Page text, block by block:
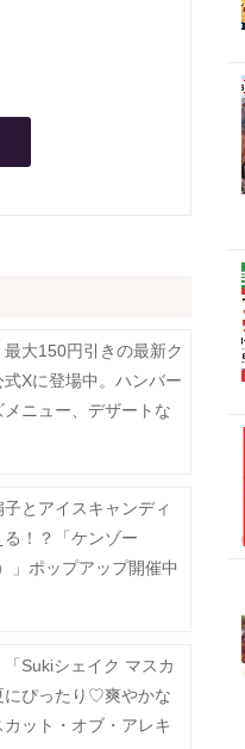
最大150円引きの最新ク
式Xに登場中。ハンバー
メニュー、デザートな
子とアイスキャンディ
る！？「ケンゾー
」ポップアップ開催中
「Sukiシェイク マスカ
にぴったり♡爽やかな
ット・オブ・アレキ